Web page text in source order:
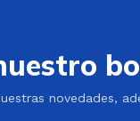
novedades,